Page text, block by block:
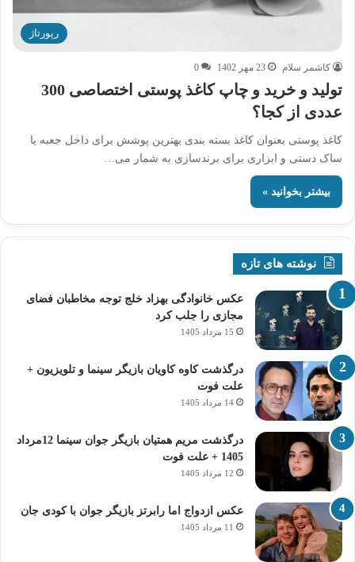
رپورتاژ
کاشمر سلام 23 مهر 1402 0
تولید و خرید و چاپ کاغذ پوستی اختصاصی 300
عددی از کجا؟
کاغذ پوستی بعنوان کاغذ بسته بندی بهترین پوشش برای داخل جعبه یا
ساک دستی و ابزاری برای برندسازی به شمار می…
بیشتر بخوانید »
نوشته های تازه
عکس خانوادگی بهزاد خلج توجه مخاطبان فضای
مجازی را جلب کرد
15 مرداد 1405
درگذشت کاوه کاویان بازیگر سینما و تلویزیون +
علت فوت
14 مرداد 1405
درگذشت مریم همتیان بازیگر جوان سینما 12مرداد
1405 + علت فوت
12 مرداد 1405
عکس ازدواج اما رابرتز بازیگر جوان با کودی جان
11 مرداد 1405